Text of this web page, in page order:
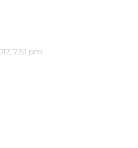
7:51 pm